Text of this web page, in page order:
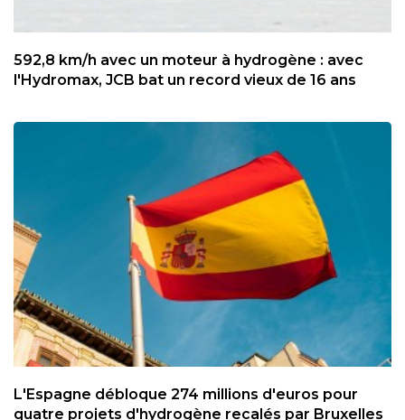
592,8 km/h avec un moteur à hydrogène : avec
l'Hydromax, JCB bat un record vieux de 16 ans
L'Espagne débloque 274 millions d'euros pour
quatre projets d'hydrogène recalés par Bruxelles